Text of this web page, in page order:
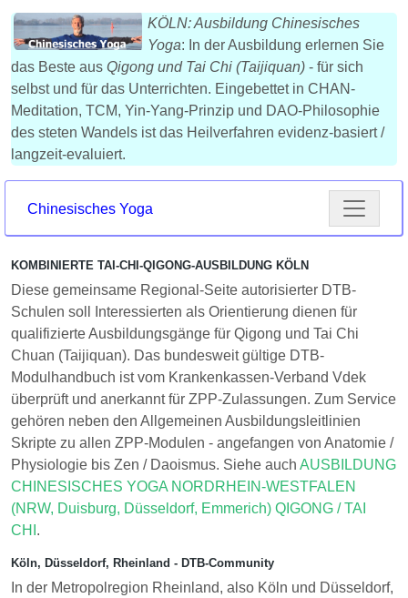
KÖLN: Ausbildung Chinesisches
Yoga: In der Ausbildung erlernen Sie
das Beste aus Qigong und Tai Chi (Taijiquan) - für sich
selbst und für das Unterrichten. Eingebettet in CHAN-
Meditation, TCM, Yin-Yang-Prinzip und DAO-Philosophie
des steten Wandels ist das Heilverfahren evidenz-basiert /
langzeit-evaluiert.
Chinesisches Yoga
KOMBINIERTE TAI-CHI-QIGONG-AUSBILDUNG KÖLN
Diese gemeinsame Regional-Seite autorisierter DTB-
Schulen soll Interessierten als Orientierung dienen für
qualifizierte Ausbildungsgänge für Qigong und Tai Chi
Chuan (Taijiquan). Das bundesweit gültige DTB-
Modulhandbuch ist vom Krankenkassen-Verband Vdek
überprüft und anerkannt für ZPP-Zulassungen. Zum Service
gehören neben den Allgemeinen Ausbildungsleitlinien
Skripte zu allen ZPP-Modulen - angefangen von Anatomie /
Physiologie bis Zen / Daoismus. Siehe auch AUSBILDUNG
CHINESISCHES YOGA NORDRHEIN-WESTFALEN
(NRW, Duisburg, Düsseldorf, Emmerich) QIGONG / TAI
CHI .
Köln, Düsseldorf, Rheinland - DTB-Community
In der Metropolregion Rheinland, also Köln und Düsseldorf,